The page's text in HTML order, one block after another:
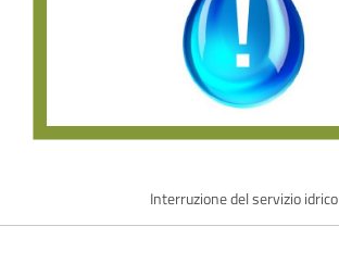
Interruzione del servizio idrico